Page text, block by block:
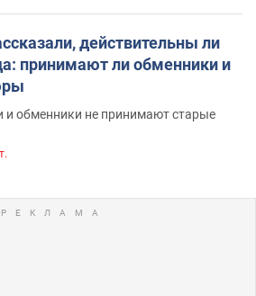
действительны ли
принимают ли обменники и
и обменники не принимают старые